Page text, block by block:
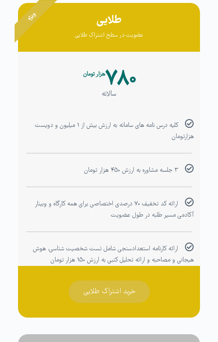
طلایی
عضویت در سطح اشتراک طلایی
هزار تومان۷۸۰
سالانه
کلیه درس نامه های سامانه به ارزش بیش از ۱ میلیون و دویست
هزارتومان
۳ جلسه مشاوره به ارزش ۴۵۰ هزار تومان
ارائه کد تخفیف ۷۰ درصدی اختصاصی برای همه کارگاه و وبینار
آکادمی مسیر طلبه در طول عضویت
ارائه کارنامه استعدادسنجی شامل تست شخصیت شناسی، هوش
هیجانی و مصاحبه و ارائه تحلیل کتبی به ارزش ۱۵۰ هزار تومان
خرید اشتراک طلایی
ویژه